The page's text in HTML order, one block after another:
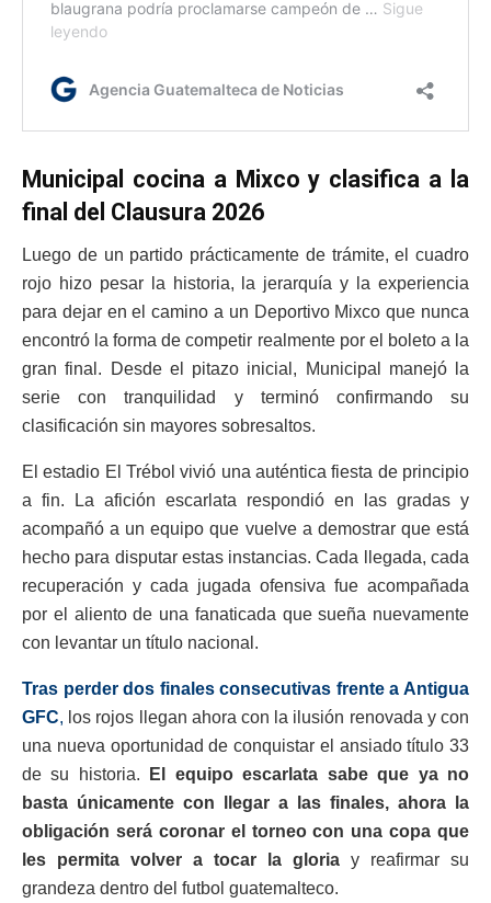
Municipal cocina a Mixco y clasifica a la
final del Clausura 2026
Luego de un partido prácticamente de trámite, el cuadro
rojo hizo pesar la historia, la jerarquía y la experiencia
para dejar en el camino a un Deportivo Mixco que nunca
encontró la forma de competir realmente por el boleto a la
gran final. Desde el pitazo inicial, Municipal manejó la
serie con tranquilidad y terminó confirmando su
clasificación sin mayores sobresaltos.
El estadio El Trébol vivió una auténtica fiesta de principio
a fin. La afición escarlata respondió en las gradas y
acompañó a un equipo que vuelve a demostrar que está
hecho para disputar estas instancias. Cada llegada, cada
recuperación y cada jugada ofensiva fue acompañada
por el aliento de una fanaticada que sueña nuevamente
con levantar un título nacional.
Tras perder dos finales consecutivas frente a Antigua
GFC, los rojos llegan ahora con la ilusión renovada y con
una nueva oportunidad de conquistar el ansiado título 33
de su historia. El equipo escarlata sabe que ya no
basta únicamente con llegar a las finales, ahora la
obligación será coronar el torneo con una copa que
les permita volver a tocar la gloria y reafirmar su
grandeza dentro del futbol guatemalteco.